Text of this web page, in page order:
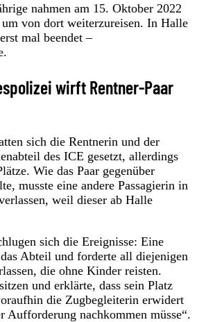
nahmen am 15. Oktober 2022
von dort weiterzureisen. In Halle
mal beendet –
wirft Rentner-Paar
sich die Rentnerin und der
des ICE gesetzt, allerdings
Wie das Paar gegenüber
musste eine andere Passagierin in
weil dieser ab Halle
sich die Ereignisse: Eine
Abteil und forderte all diejenigen
die ohne Kinder reisten.
und erklärte, dass sein Platz
die Zugbegleiterin erwidert
Aufforderung nachkommen müsse“.